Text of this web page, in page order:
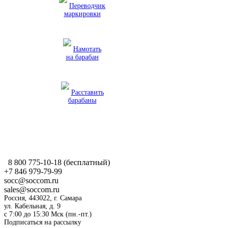
Переводчик
маркировки
Намотать
на барабан
Расставить
барабаны
8 800 775-10-18 (бесплатный)
+7 846 979-79-99
socc@soccom.ru
sales@soccom.ru
Россия, 443022, г. Самара
ул. Кабельная, д. 9
c 7:00 до 15:30 Мск (пн.-пт.)
Подписаться на рассылку